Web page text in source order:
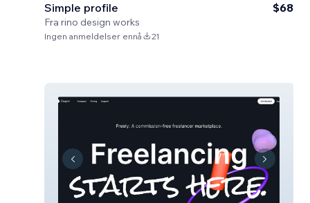
Simple profile
Fra rino design works
$68
Ingen anmeldelser ennå 21